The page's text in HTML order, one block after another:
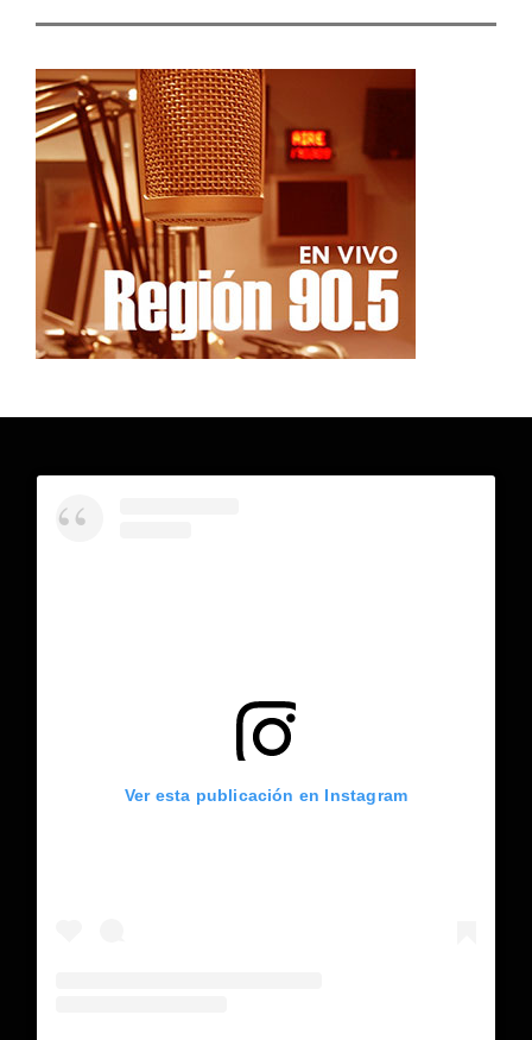
Ver esta publicación en Instagram